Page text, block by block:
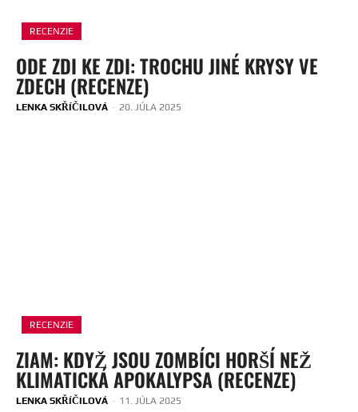
RECENZIE
ODE ZDI KE ZDI: TROCHU JINÉ KRYSY VE
ZDECH (RECENZE)
LENKA SKŘÍČILOVÁ - 20. JÚLA 2025
RECENZIE
ZIAM: KDYŽ JSOU ZOMBÍCI HORŠÍ NEŽ
KLIMATICKÁ APOKALYPSA (RECENZE)
LENKA SKŘÍČILOVÁ - 11. JÚLA 2025